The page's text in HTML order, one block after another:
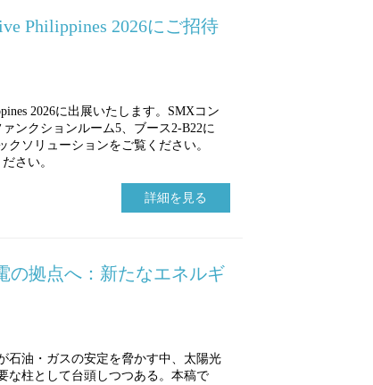
Philippines 2026にご招待
2026に出展いたします。SMXコン
ンクションルーム5、ブース2-B22に
ソリューションをご覧ください。
さい。
詳細を見る
の拠点へ：新たなエネルギ
石油・ガスの安定を脅かす中、太陽光
な柱として台頭しつつある。本稿で